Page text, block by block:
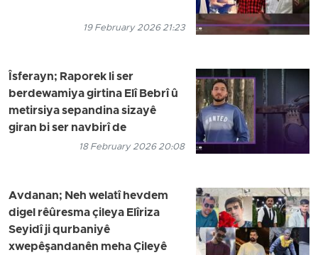
19 February 2026 21:23
Îsferayn; Raporek li ser
berdewamiya girtina Elî Bebrî û
metirsiya sepandina sizayê
giran bi ser navbirî de
18 February 2026 20:08
Avdanan; Neh welatî hevdem
digel rêûresma çileya Elîriza
Seyidî ji qurbaniyê
xwepêşandanên meha Çileyê